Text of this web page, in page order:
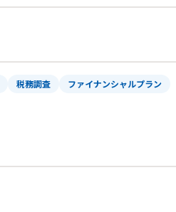
税務調査
ファイナンシャルプラン